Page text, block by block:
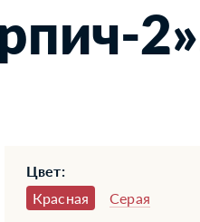
Цвет:
Красная
Серая